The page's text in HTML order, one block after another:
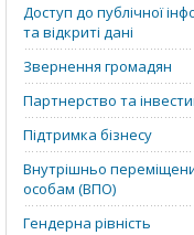
Доступ до публічної
та відкриті дані
Звернення громадян
Партнерство та
Підтримка бізнесу
Внутрішньо
особам (ВПО)
Гендерна рівність